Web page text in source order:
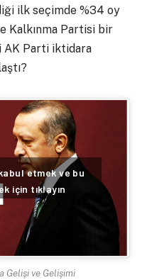
ilk seçimde %34 oy
Kalkınma Partisi bir
AK Parti iktidara
etmek ve bu
için tıklayın
Gelişi ve Gelişimi